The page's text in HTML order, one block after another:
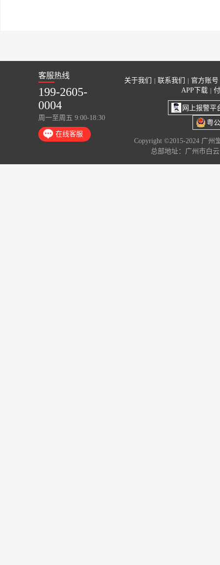
客服热线
199-2605-
0004
周一至周五 9:00-18:30
在线客服
关于我们 联系我们
官方账号
APP下载
网上报警平
粤
Copyright ©2015-2024 广州
总部地址：广州市白